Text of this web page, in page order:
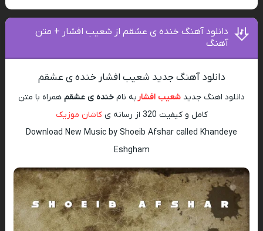
دانلود آهنگ خنده ی عشقم از شعیب افشار + متن
آهنگ
دانلود آهنگ جدید شعیب افشار خنده ی عشقم
دانلود اهنگ جدید شعیب افشاربه نام خنده ی عشقم همراه با متن
کامل و کیفیت 320 از رسانه ی
کاشان موزیک
Download New Music by Shoeib Afshar called Khandeye
Eshgham